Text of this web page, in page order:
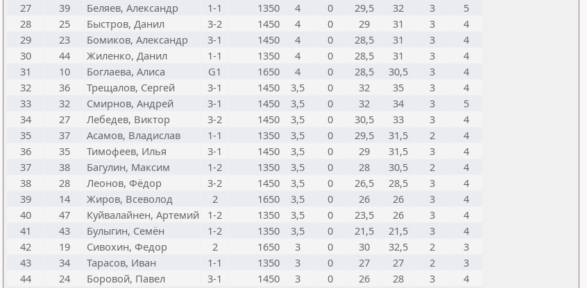
27
39 Беляев, Александр 1-1 1350 4 0 29,5 32 3
5
28
25 Быстров, Данил 3-2 1450 4 0 29 31 3
4
29
23 Бомиков, Александр 3-1 1450 4 0 28,5 31 3
4
30
44 Жиленко, Данил 1-1 1350 4 0 28,5 31 3
4
31
10 Боглаева, Алиса G1 1650 4 0 28,5 30,5 3
4
32
36 Трещалов, Сергей 3-1 1450 3,5 0 32 35 3
4
33
32 Смирнов, Андрей 3-1 1450 3,5 0 32 34 3
5
34
27 Лебедев, Виктор 3-2 1450 3,5 0 30,5 33 3
4
35
37 Асамов, Владислав 1-1 1350 3,5 0 29,5 31,5 2
4
36
35 Тимофеев, Илья 3-1 1450 3,5 0 29 31,5 3
4
37
38 Багулин, Максим 1-2 1350 3,5 0 28 30,5 2
4
38
28 Леонов, Фёдор 3-2 1450 3,5 0 26,5 28,5 3
4
39
14 Жиров, Всеволод 2 1650 3,5 0 26 26 3
4
40
47 Куйвалайнен, Артемий 1-2 1350 3,5 0 23,5 26 3
4
41
43 Булыгин, Семён 1-2 1350 3,5 0 21,5 21,5 3
4
42
19 Сивохин, Федор 2 1650 3 0 30 32,5 2
3
43
34 Тарасов, Иван 1-1 1350 3 0 27 27 2
3
44
24 Боровой, Павел 3-1 1450 3 0 26 28 3
4